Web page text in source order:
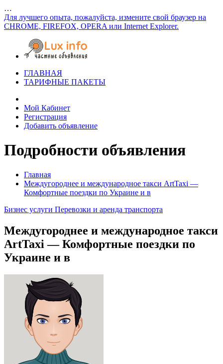
…
Для лучшего опыта, пожалуйста, измените свой браузер на
CHROME, FIREFOX, OPERA или Internet Explorer.
ГЛАВНАЯ
ТАРИФНЫЕ ПАКЕТЫ
Мой Кабинет
Регистрация
Добавить объявление
Подробности объявления
Главная
Междугороднее и международное такси ArtTaxi —
Комфортные поездки по Украине и в
Бизнес услуги Перевозки и аренда транспорта
Междугороднее и международное такси
ArtTaxi — Комфортные поездки по
Украине и в